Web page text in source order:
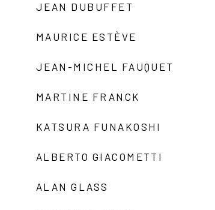
JEAN DUBUFFET
MAURICE ESTÈVE
JEAN-MICHEL FAUQUET
MARTINE FRANCK
KATSURA FUNAKOSHI
ALBERTO GIACOMETTI
ALAN GLASS